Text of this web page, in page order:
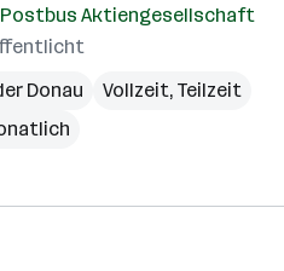
Aktiengesellschaft
Donau
Vollzeit, Teilzeit